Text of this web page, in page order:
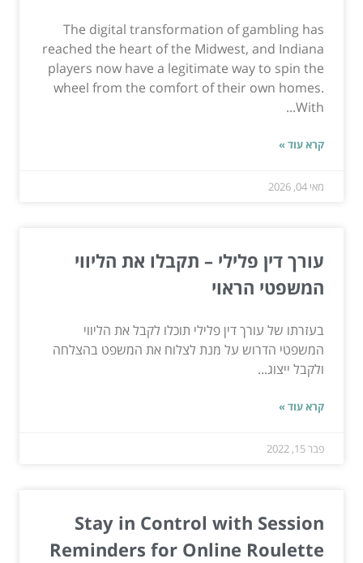
The digital transformation of gambling has
reached the heart of the Midwest, and Indiana
players now have a legitimate way to spin the
wheel from the comfort of their own homes.
With...
קרא עוד »
מאי 04, 2026
עורך דין פלילי – תקבלו את הליווי
המשפטי הראוי
בעזרתו של עורך דין פלילי תוכלו לקבל את הליווי
המשפטי הדרוש על מנת לצלוח את המשפט בהצלחה
ולקבל ייצוג...
קרא עוד »
פבר 15, 2022
Stay in Control with Session
Reminders for Online Roulette